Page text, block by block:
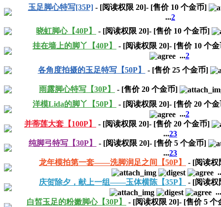
玉足脚心特写[35P]- [阅读权限 20]- [售价 10个金币]
...2
晓虹脚心【40P】
- [阅读权限 20]- [售价 10 个金币]
挂在墙上的脚丫【40P】
- [阅读权限 20]- [售价 10 个
...2
各角度拍摄的玉足特写【50P】
- [售价25个金币]
雨露脚心特写【30P】 - [售价20 个金币]
洋模Lida的脚丫【50P】
- [阅读权限 20]- [售价20 个
...2
并蒂莲大套【100P】
- [阅读权限 20]- [售价20 个金币]
...23
纯脚弓特写【30P】
- [阅读权限 20]- [售价5个金币]
...23
龙年模拍第一套——洗脚润足之间【50P】
- [阅读
庆贺除夕，献上一组——玉体横陈【35P】
- [阅读
...
白皙玉足的粉嫩脚心【30P】
- [阅读权限 20]- [售价5 个